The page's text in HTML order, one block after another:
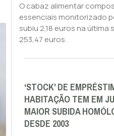
O cabaz alimentar
essenciais monitorizado
subiu 2,18 euros na
253,47 euros.
‘STOCK’ DE
HABITAÇÃO TEM EM
MAIOR SUBIDA
DESDE 2003